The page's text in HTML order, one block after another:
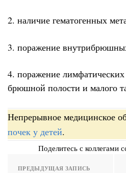
2. наличие гематогенных
3. поражение
4. поражение лимфатических
брюшной полости и малого
Непрерывное медицинское
почек у детей.
Поделитесь с коллегами
ПРЕДЫДУЩАЯ ЗАПИСЬ